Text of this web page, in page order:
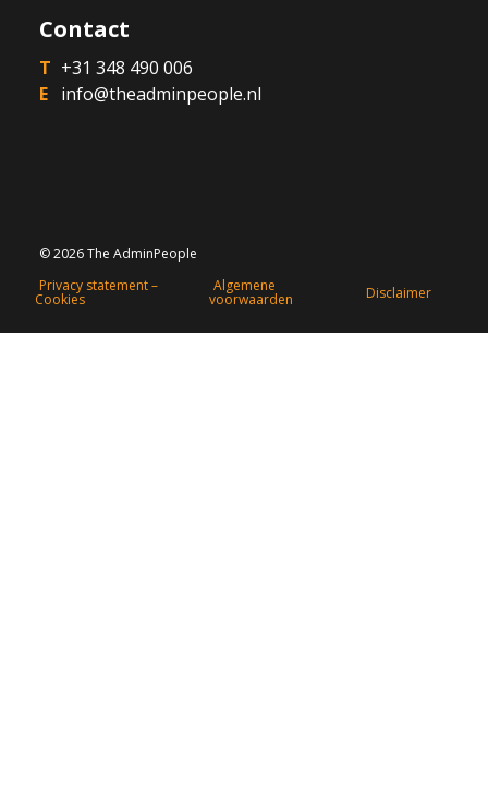
Contact
+31 348 490 006
info@theadminpeople.nl
© 2026 The AdminPeople
Privacy statement –
Cookies
Algemene
voorwaarden Disclaimer